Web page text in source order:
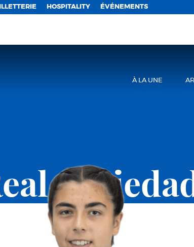
HOSPITALITY ÉVÉNEMENTS
À LA UNE